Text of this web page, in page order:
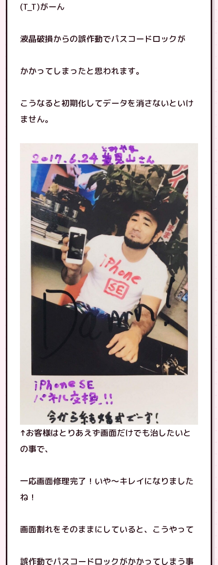
(T_T)がーん
液晶破損からの誤作動でパスコードロックが
かかってしまったと思われます。
こうなると初期化してデータを消さないといけ
ません。
↑お客様はとりあえず画面だけでも治したいと
の事で、
一応画面修理完了！いや〜キレイになりました
ね！
画面割れをそのままにしていると、こうやって
誤作動でパスコードロックがかかってしまう事